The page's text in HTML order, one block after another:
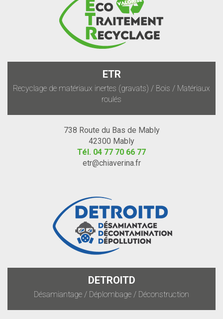
ETR
Recyclage de matériaux inertes (gravats) / Bois / Matériaux
roulés
738 Route du Bas de Mably
42300 Mably
Tél. 04 77 70 66 77
etr@chiaverina.fr
DETROITD
Désamiantage / Déplombage / Déconstruction